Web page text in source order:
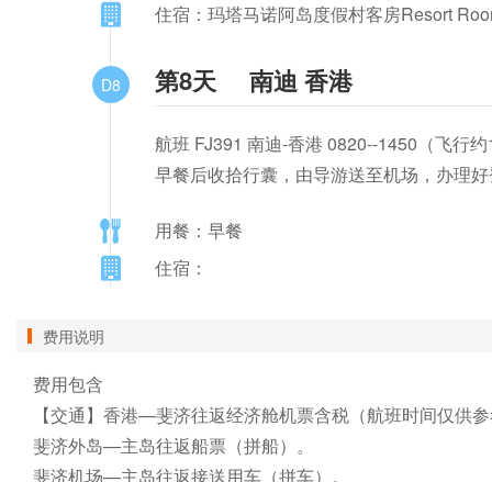
住宿：玛塔马诺阿岛度假村客房Resort
D8 第8天 南迪 香港
航班 FJ391 南迪-香港 0820--1450（飞行
早餐后收拾行囊，由导游送至机场，办理
用餐：早餐
住宿：
费用说明
费用包含
【交通】香港—斐济往返经济舱机票含税（航班时间仅供
斐济外岛—主岛往返船票（拼船）。
斐济机场—主岛往返接送用车（拼车）。